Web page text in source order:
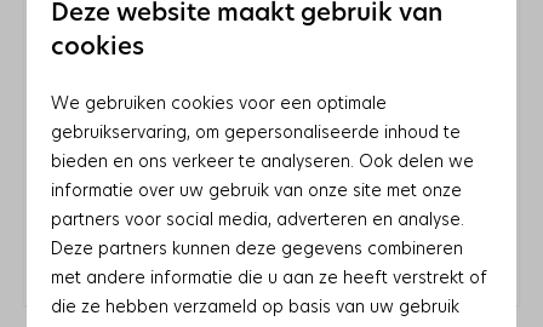
Inductie kookplaat: 4-pits
Magnetron: Combimagnetron
Entertainment
Wifi
Flatscreen TV
CD speler
Gezelschapsspellen
AM/FM radio
Energielabel:
Deze website maakt gebruik van
cookies
We gebruiken cookies voor een optimale
gebruikservaring, om gepersonaliseerde inhoud te
bieden en ons verkeer te analyseren. Ook delen we
informatie over uw gebruik van onze site met onze
partners voor social media, adverteren en analyse.
Deze partners kunnen deze gegevens combineren
met andere informatie die u aan ze heeft verstrekt of
die ze hebben verzameld op basis van uw gebruik